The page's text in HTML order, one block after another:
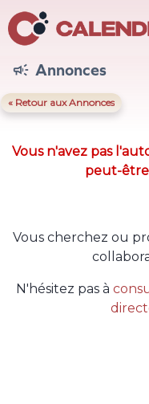
 Annonces
« Retour aux Annonces
Vous n'avez pas
peut-être
Vous cherchez ou
N'hésitez pas à